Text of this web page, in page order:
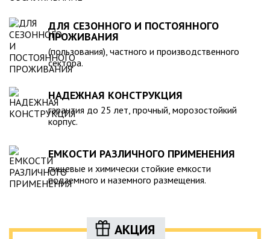
ДЛЯ СЕЗОННОГО И ПОСТОЯННОГО
ПРОЖИВАНИЯ
(пользования), частного и производственного
сектора.
НАДЕЖНАЯ КОНСТРУКЦИЯ
гарантия до 25 лет, прочный, морозостойкий
корпус.
ЕМКОСТИ РАЗЛИЧНОГО ПРИМЕНЕНИЯ
пищевые и химически стойкие емкости
подземного и наземного размещения.
АКЦИЯ